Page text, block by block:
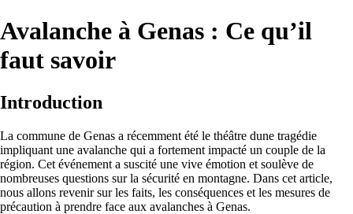
Avalanche à Genas : Ce qu’il
faut savoir
Introduction
La commune de Genas a récemment été le théâtre dune tragédie
impliquant une avalanche qui a fortement impacté un couple de la
région. Cet événement a suscité une vive émotion et soulève de
nombreuses questions sur la sécurité en montagne. Dans cet article,
nous allons revenir sur les faits, les conséquences et les mesures de
précaution à prendre face aux avalanches à Genas.